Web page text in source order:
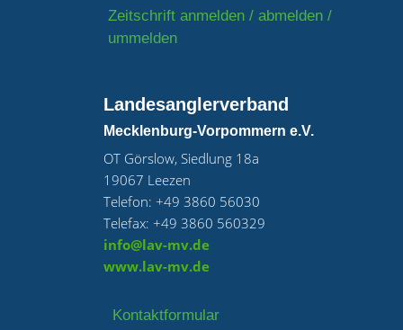
Zeitschrift anmelden / abmelden /
ummelden
Landesanglerverband
Mecklenburg-Vorpommern e.V.
OT Görslow, Siedlung 18a
19067 Leezen
Telefon: +49 3860 56030
Telefax: +49 3860 560329
info@lav-mv.de
www.lav-mv.de
Kontaktformular